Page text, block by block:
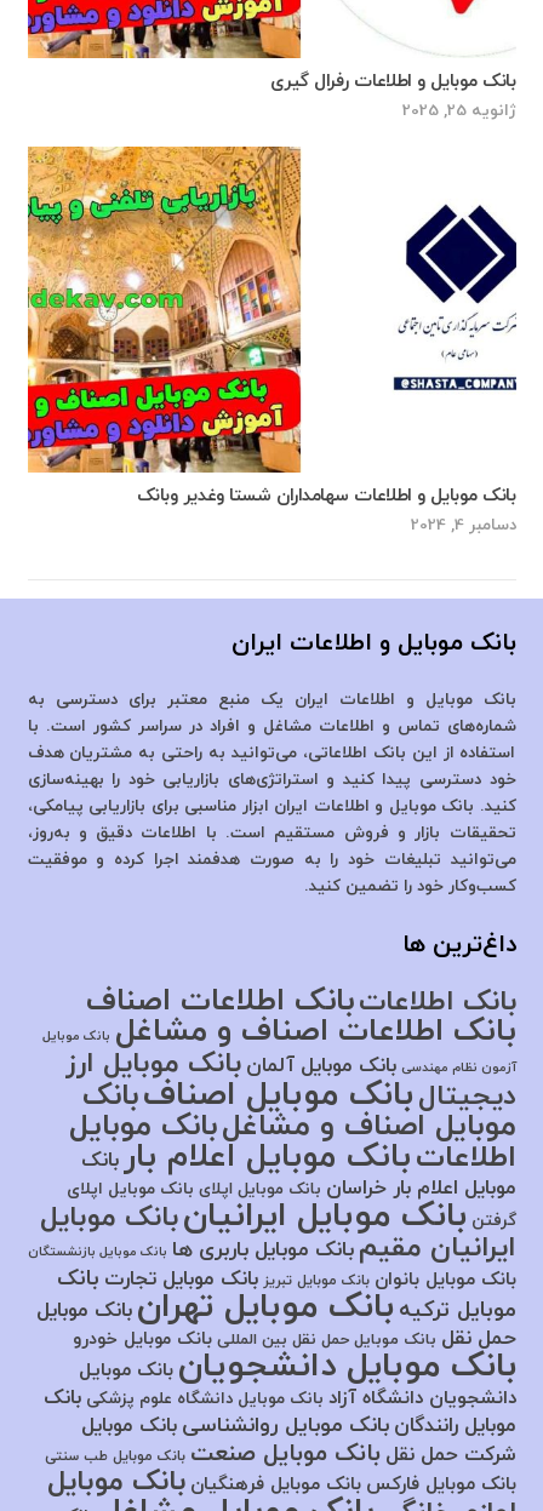
بانک موبایل و اطلاعات رفرال گیری
ژانویه 25, 2025
بانک موبایل و اطلاعات سهامداران شستا وغدیر وبانک
دسامبر 4, 2024
بانک موبایل و اطلاعات ایران
بانک موبایل و اطلاعات ایران یک منبع معتبر برای دسترسی به
شماره‌های تماس و اطلاعات مشاغل و افراد در سراسر کشور است. با
استفاده از این بانک اطلاعاتی، می‌توانید به راحتی به مشتریان هدف
خود دسترسی پیدا کنید و استراتژی‌های بازاریابی خود را بهینه‌سازی
کنید. بانک موبایل و اطلاعات ایران ابزار مناسبی برای بازاریابی پیامکی،
تحقیقات بازار و فروش مستقیم است. با اطلاعات دقیق و به‌روز،
می‌توانید تبلیغات خود را به صورت هدفمند اجرا کرده و موفقیت
کسب‌وکار خود را تضمین کنید.
داغ‌ترین ها
بانک اطلاعاتبانک اطلاعات اصناف
بانک اطلاعات اصناف و مشاغل بانک موبایل
آزمون نظام مهندسی بانک موبایل آلمان بانک موبایل ارز
دیجیتالبانک موبایل اصنافبانک
موبایل اصناف و مشاغلبانک موبایل
اطلاعاتبانک موبایل اعلام باربانک
موبایل اعلام بار خراسان بانک موبایل اپلای بانک موبایل اپلای
گرفتن بانک موبایل ایرانیانبانک موبایل
ایرانیان مقیم بانک موبایل باربری ها بانک موبایل بازنشستگان
بانک موبایل بانوان بانک موبایل تبریز بانک موبایل تجارت بانک
موبایل ترکیه بانک موبایل تهران بانک موبایل
حمل نقل بانک موبایل حمل نقل بین المللی بانک موبایل خودرو
بانک موبایل دانشجویان بانک موبایل
دانشجویان دانشگاه آزاد بانک موبایل دانشگاه علوم پزشکی بانک
موبایل رانندگان بانک موبایل روانشناسی بانک موبایل
شرکت حمل نقل بانک موبایل صنعت بانک موبایل طب سنتی
بانک موبایل فارکس بانک موبایل فرهنگیان بانک موبایل